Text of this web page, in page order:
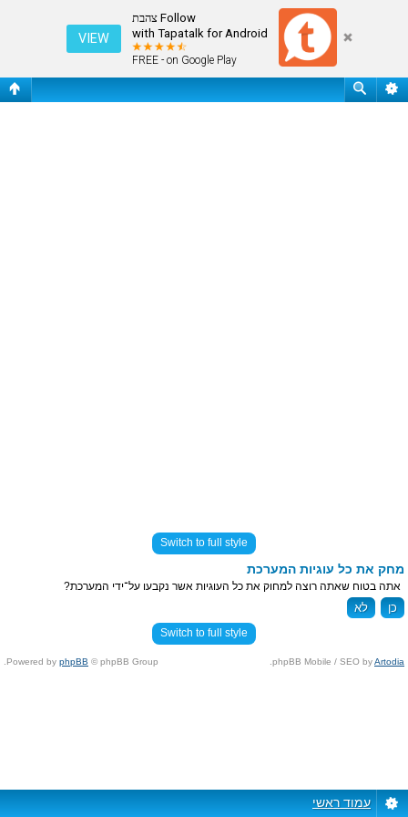
Follow צהבת
with Tapatalk for Android
FREE - on Google Play
VIEW
מחק את כל עוגיות המערכת
Switch to full style
מחק את כל עוגיות המערכת
אתה בטוח שאתה רוצה למחוק את כל העוגיות אשר נקבעו על־ידי המערכת?
Switch to full style
Powered by phpBB © phpBB Group. phpBB Mobile / SEO byArtodia
.
עמוד ראשי